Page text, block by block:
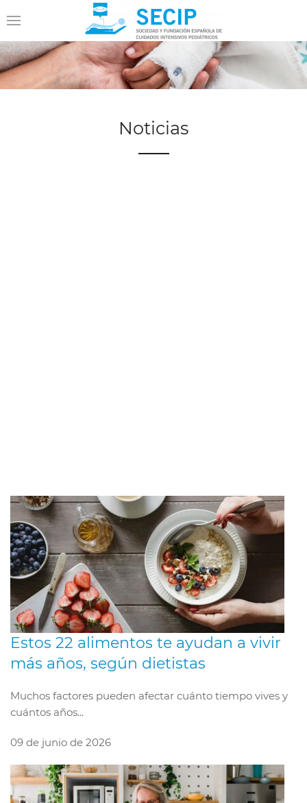
Noticias
Estos 22 alimentos te ayudan a vivir
más años, según dietistas
Muchos factores pueden afectar cuánto tiempo vives y
cuántos años...
09 de junio de 2026